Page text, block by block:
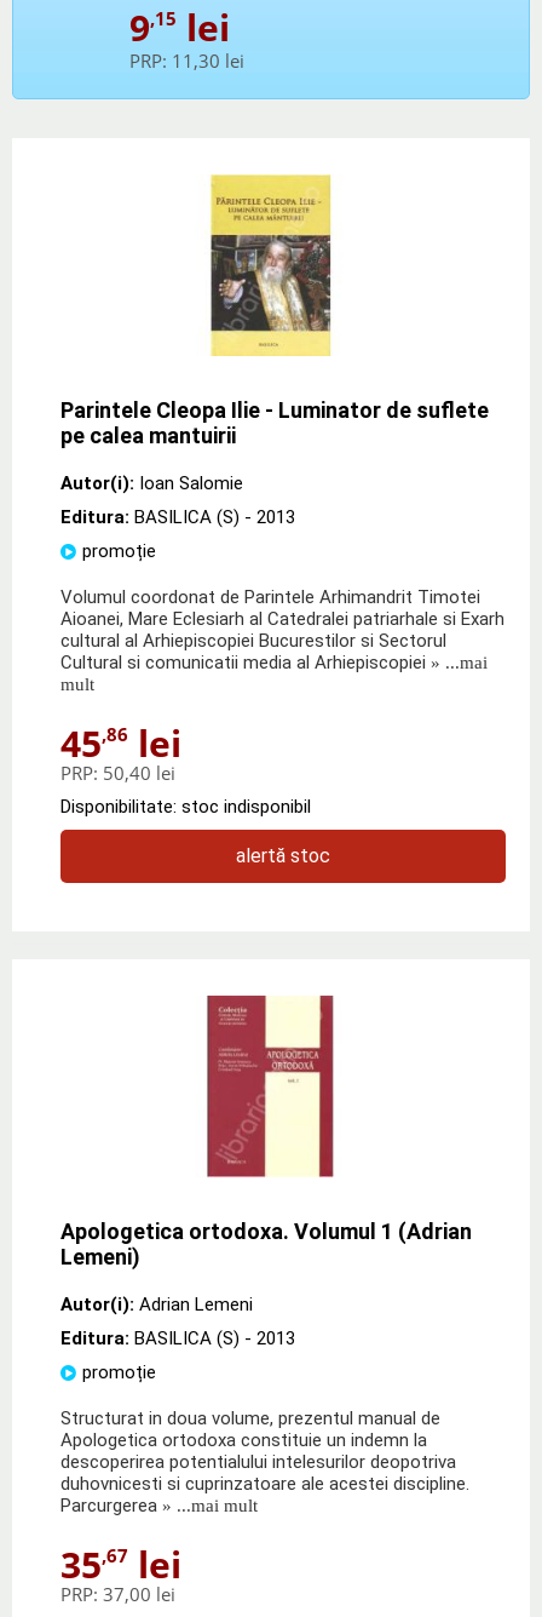
9,15 lei
PRP: 11,30 lei
Parintele Cleopa Ilie - Luminator de suflete
pe calea mantuirii
Autor(i): Ioan Salomie
Editura: BASILICA (S) - 2013
promoție
Volumul coordonat de Parintele Arhimandrit Timotei
Aioanei, Mare Eclesiarh al Catedralei patriarhale si Exarh
cultural al Arhiepiscopiei Bucurestilor si Sectorul
Cultural si comunicatii media al Arhiepiscopiei » ...mai
mult
45,86 lei
PRP: 50,40 lei
Disponibilitate: stoc indisponibil
alertă stoc
Apologetica ortodoxa. Volumul 1 (Adrian
Lemeni)
Autor(i): Adrian Lemeni
Editura: BASILICA (S) - 2013
promoție
Structurat in doua volume, prezentul manual de
Apologetica ortodoxa constituie un indemn la
descoperirea potentialului intelesurilor deopotriva
duhovnicesti si cuprinzatoare ale acestei discipline.
Parcurgerea » ...mai mult
35,67 lei
PRP: 37,00 lei